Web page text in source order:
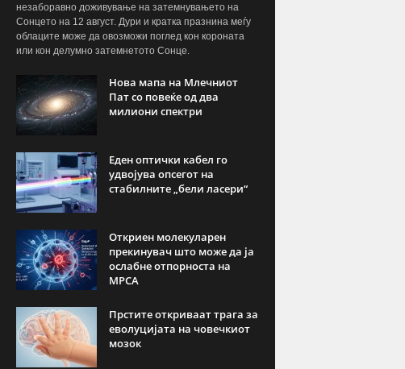
незаборавно доживување на затемнувањето на
Сонцето на 12 август. Дури и кратка празнина меѓу
облаците може да овозможи поглед кон короната
или кон делумно затемнетото Сонце.
Нова мапа на Млечниот
Пат со повеќе од два
милиони спектри
Еден оптички кабел го
удвојува опсегот на
стабилните „бели ласери“
Откриен молекуларен
прекинувач што може да ја
ослабне отпорноста на
МРСА
Прстите откриваат трага за
еволуцијата на човечкиот
мозок